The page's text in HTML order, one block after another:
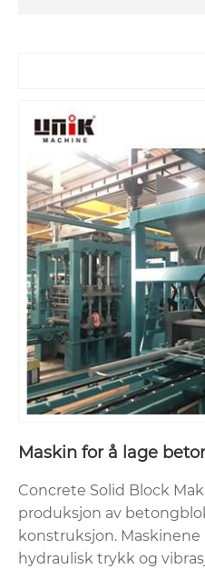
Maskin for å lage
Concrete Solid Block
produksjon av
konstruksjon.
hydraulisk trykk og